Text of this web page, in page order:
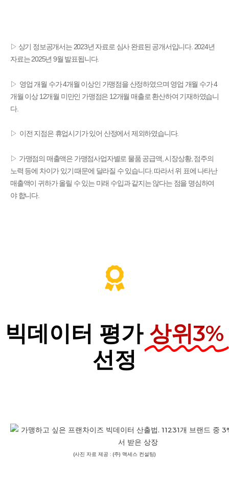
▷ 상기 정보공개서는 2023년 자료로 심사 완료된 공개서입니다. 2024년
자료는 2025년 9월 발표됩니다.
▷ 영업 개월 수가 4개월 이상인 가맹점을 산정하였으며 영업 개월 수가 4
개월 이상 12개월 미만인 가맹점은 12개월 매출로 환산하여 기재하였습니
다.
▷ 이전 지점은 휴업시기가 있어 산정에서 제외하였습니다.
▷ 가맹점의 매출액은 가맹점사업자별로 물품 공급액, 시장상황, 점주의
노력 등에 차이가 있기 때문에 달라질 수 있습니다. 따라서 위 표에 나타난
매출액이 귀하가 올릴 수 있는 미래 수입과 같지는 않다는 점을 명심하여
야 합니다.
빅데이터 평가 상위3%
선정
(사진 자료 제공 : (주) 맥세스 컨설팅)